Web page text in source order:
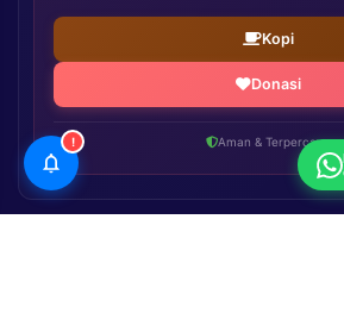
Kopi
Donasi
Aman & Terpercaya
!